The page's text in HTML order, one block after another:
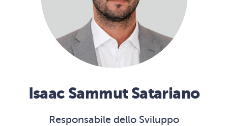
Isaac Sammut Satariano
Responsabile dello Sviluppo